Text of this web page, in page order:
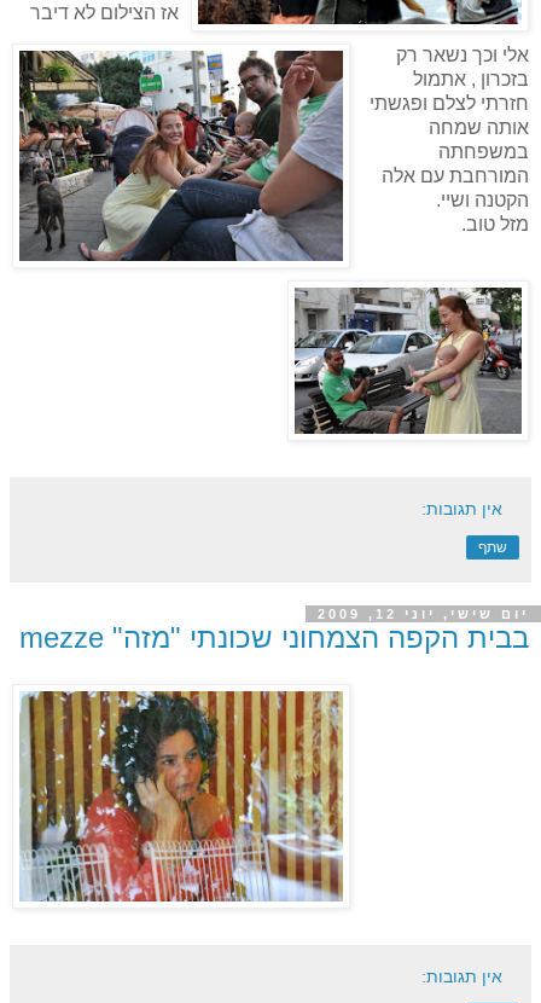
אז הצילום לא דיבר
אלי וכך נשאר רק
בזכרון , אתמול
חזרתי לצלם ופגשתי
אותה שמחה
במשפחתה
המורחבת עם אלה
הקטנה ושיי.
מזל טוב.
אין תגובות:
שתף
יום שישי, יוני 12, 2009
בבית הקפה הצמחוני שכונתי "מזה" mezze
אין תגובות: